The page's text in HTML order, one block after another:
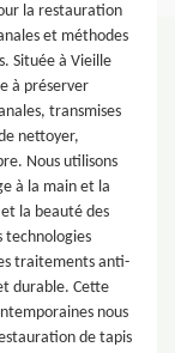
la restauration
et méthodes
Située à Vieille
à préserver
transmises
nettoyer,
Nous utilisons
à la main et la
la beauté des
technologies
traitements anti-
durable. Cette
nous
de tapis